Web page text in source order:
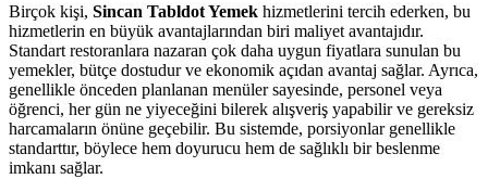
Birçok kişi, Sincan Tabldot Yemek hizmetlerini tercih ederken, bu
hizmetlerin en büyük avantajlarından biri maliyet avantajıdır.
Standart restoranlara nazaran çok daha uygun fiyatlara sunulan bu
yemekler, bütçe dostudur ve ekonomik açıdan avantaj sağlar. Ayrıca,
genellikle önceden planlanan menüler sayesinde, personel veya
öğrenci, her gün ne yiyeceğini bilerek alışveriş yapabilir ve gereksiz
harcamaların önüne geçebilir. Bu sistemde, porsiyonlar genellikle
standarttır, böylece hem doyurucu hem de sağlıklı bir beslenme
imkanı sağlar.